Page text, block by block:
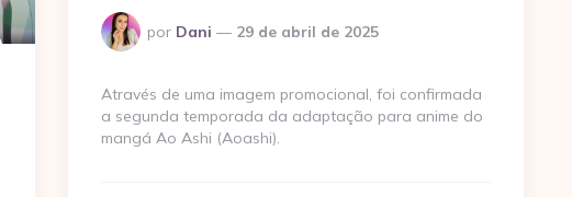
Postado
por
por Dani 29 de abril de 2025
Através de uma imagem promocional, foi confirmada
a segunda temporada da adaptação para anime do
mangá Ao Ashi (Aoashi).